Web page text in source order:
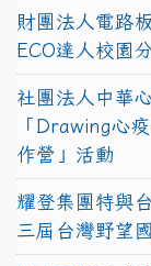
財團法人電路
ECO達人校園
社團法人中華
「Drawing心
作營」活動
耀登集團特與
三屆台灣野望